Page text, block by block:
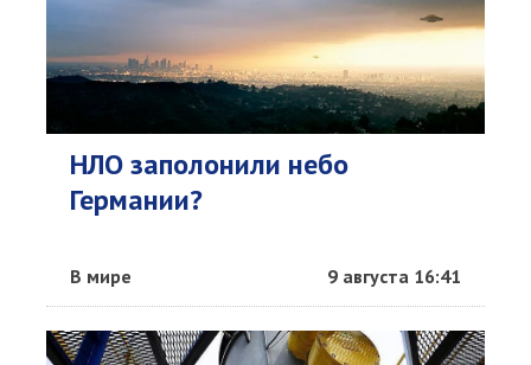
НЛО заполонили небо
Германии?
В мире 9 августа 16:41